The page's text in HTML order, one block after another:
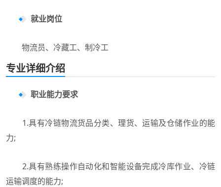
就业岗位
物流员、冷藏工、制冷工
专业详细介绍
职业能力要求
1.具有冷链物流货品分类、理货、运输及仓储作业的能
力;
2.具有熟练操作自动化和智能设备完成冷库作业、冷链
运输调度的能力;